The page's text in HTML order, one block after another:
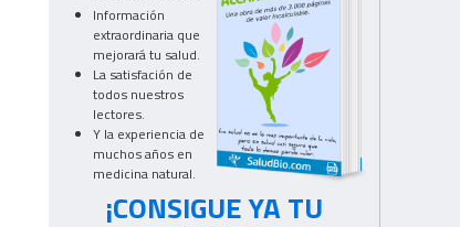
Información
extraordinaria que
mejorará tu salud.
La satisfación de
todos nuestros
lectores.
Y la experiencia de
muchos años en
medicina natural.
¡CONSIGUE YA TU